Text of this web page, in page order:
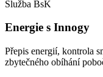
Služba BsK
Energie s Innogy
Přepis energií, kontrola
zbytečného obíhání